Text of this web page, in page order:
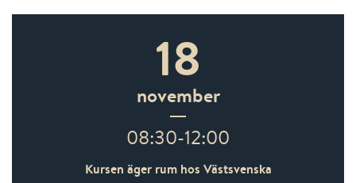
18
november
08:30-12:00
Kursen äger rum hos Västsvenska